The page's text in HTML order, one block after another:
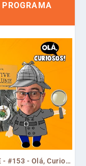
MEMÓRIAS DA COLEÇÃO VAGA-LUME - #153 - Olá, Curiosos! 2023